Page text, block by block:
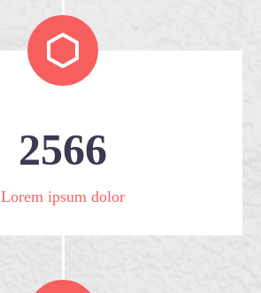


2566
Lorem ipsum dolor